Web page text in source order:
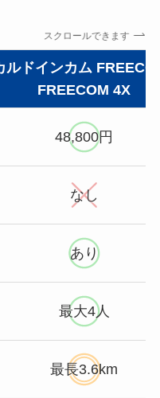
スクロールできます
FREECOM 4X
48,800円
なし
あり
最大4人
最長3.6km